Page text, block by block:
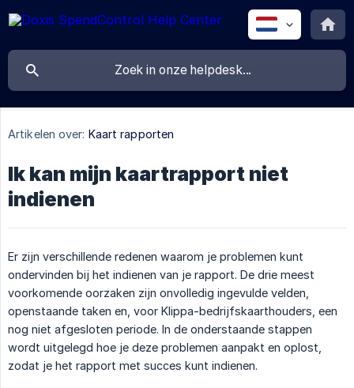
Artikelen over: Kaart rapporten
Ik kan mijn kaartrapport niet
indienen
Er zijn verschillende redenen waarom je problemen kunt
ondervinden bij het indienen van je rapport. De drie meest
voorkomende oorzaken zijn onvolledig ingevulde velden,
openstaande taken en, voor Klippa-bedrijfskaarthouders, een
nog niet afgesloten periode. In de onderstaande stappen
wordt uitgelegd hoe je deze problemen aanpakt en oplost,
zodat je het rapport met succes kunt indienen.